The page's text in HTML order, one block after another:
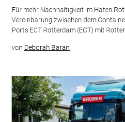
Für mehr Nachhaltigkeit im Hafen
Vereinbarung zwischen dem
Ports ECT Rotterdam (ECT) mit
von Deborah Baran